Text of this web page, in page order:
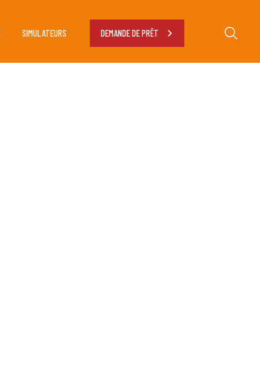
SIMULATEURS DEMANDE DE PRÊT